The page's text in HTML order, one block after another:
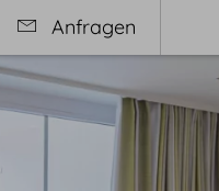
Anfragen